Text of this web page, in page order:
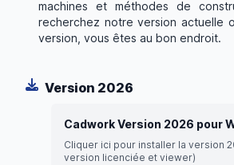
machines et méthodes de
recherchez notre version actuelle
version, vous êtes au bon endroit.
Version 2026
Cadwork Version 2026 pour
Cliquer ici pour installer la version
version licenciée et viewer)